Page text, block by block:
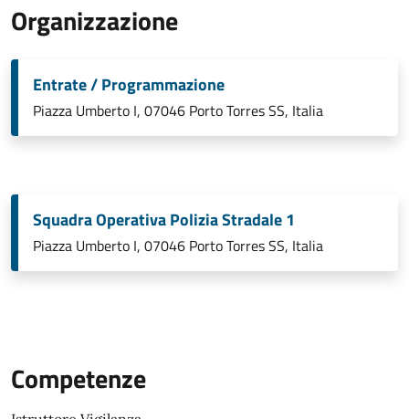
Organizzazione
Entrate / Programmazione
Piazza Umberto I, 07046 Porto Torres SS, Italia
Squadra Operativa Polizia Stradale 1
Piazza Umberto I, 07046 Porto Torres SS, Italia
Competenze